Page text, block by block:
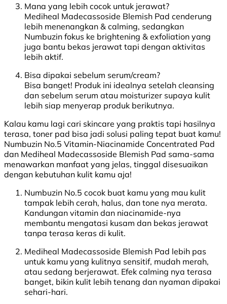
Mana yang lebih cocok untuk jerawat?
Mediheal Madecassoside Blemish Pad cenderung
lebih menenangkan & calming, sedangkan
Numbuzin fokus ke brightening & exfoliation yang
juga bantu bekas jerawat tapi dengan aktivitas
lebih aktif.
Bisa dipakai sebelum serum/cream?
Bisa banget! Produk ini idealnya setelah cleansing
dan sebelum serum atau moisturizer supaya kulit
lebih siap menyerap produk berikutnya.
Kalau kamu lagi cari skincare yang praktis tapi hasilnya
terasa, toner pad bisa jadi solusi paling tepat buat kamu!
Numbuzin No.5 Vitamin-Niacinamide Concentrated Pad
dan Mediheal Madecassoside Blemish Pad sama-sama
menawarkan manfaat yang jelas, tinggal disesuaikan
dengan kebutuhan kulit kamu aja!
Numbuzin No.5 cocok buat kamu yang mau kulit
tampak lebih cerah, halus, dan tone nya merata.
Kandungan vitamin dan niacinamide-nya
membantu mengatasi kusam dan bekas jerawat
tanpa terasa keras di kulit.
Mediheal Madecassoside Blemish Pad lebih pas
untuk kamu yang kulitnya sensitif, mudah merah,
atau sedang berjerawat. Efek calming nya terasa
banget, bikin kulit lebih tenang dan nyaman dipakai
sehari-hari.